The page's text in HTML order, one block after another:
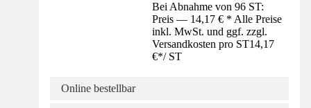
Bei Abnahme von 96 ST:
Preis — 14,17 € * Alle Preise
inkl. MwSt. und ggf. zzgl.
Versandkosten pro ST14,17
€*/ ST
Online bestellbar